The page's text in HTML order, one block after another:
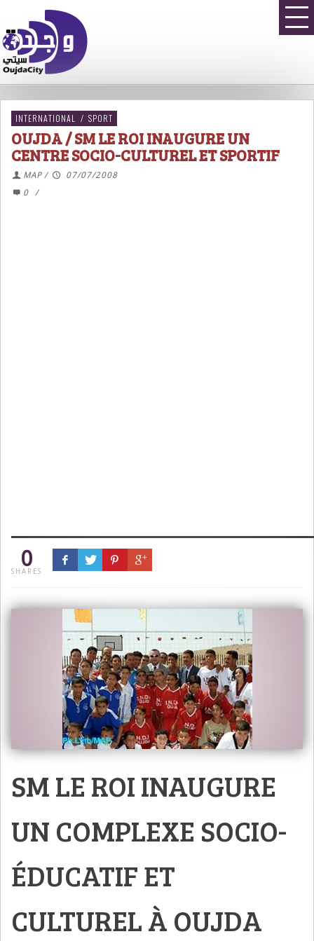
INTERNATIONAL / SPORT
OUJDA / SM LE ROI INAUGURE UN
CENTRE SOCIO-CULTUREL ET SPORTIF
MAP /
07/07/2008
0
/
0
SHARES
SM LE ROI INAUGURE
UN COMPLEXE SOCIO-
ÉDUCATIF ET
CULTUREL À OUJDA